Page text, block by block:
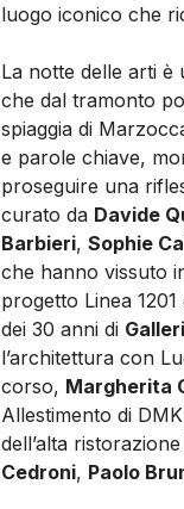
luogo iconico che
La notte delle arti è
che dal tramonto
spiaggia di
e parole chiave,
proseguire una
curato da Davide
Barbieri,Sophie
che hanno vissuto
progetto Linea 1201
dei 30 anni di
l’architettura con
corso, Margherita
Allestimento di
dell’alta
Cedroni, Paolo